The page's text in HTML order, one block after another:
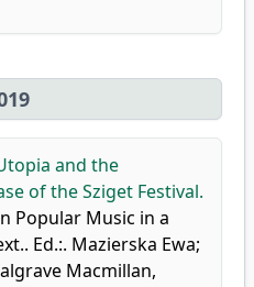
and the
of the Sziget Festival.
Popular Music in a
Ed.:. Mazierska Ewa;
Macmillan,